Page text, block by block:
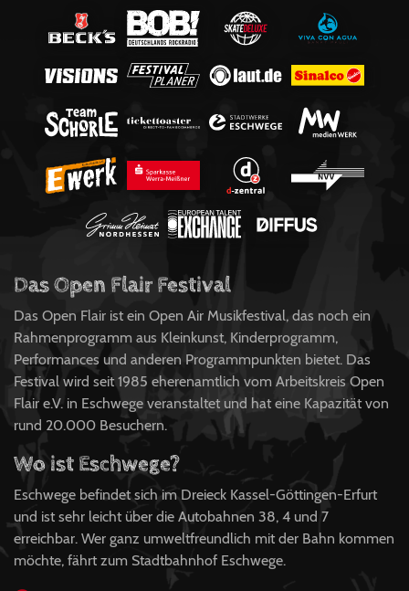
Das Open Flair Festival
Das Open Flair ist ein Open Air Musikfestival, das noch ein
Rahmenprogramm aus Kleinkunst, Kinderprogramm,
Performances und anderen Programmpunkten bietet. Das
Festival wird seit 1985 eherenamtlich vom Arbeitskreis Open
Flair e.V. in Eschwege veranstaltet und hat eine Kapazität von
rund 20.000 Besuchern.
Wo ist Eschwege?
Eschwege befindet sich im Dreieck Kassel-Göttingen-Erfurt
und ist sehr leicht über die Autobahnen 38, 4 und 7
erreichbar. Wer ganz umweltfreundlich mit der Bahn kommen
möchte, fährt zum Stadtbahnhof Eschwege.